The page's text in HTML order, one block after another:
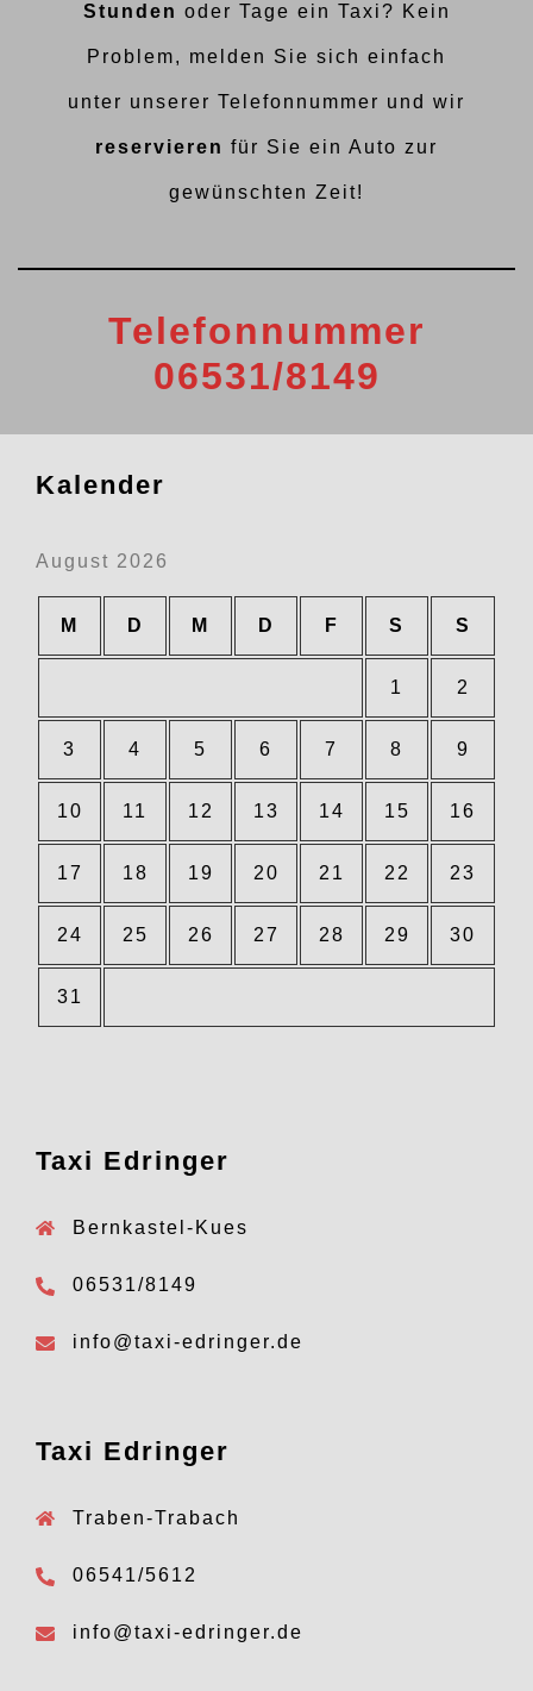
Stunden oder Tage ein Taxi? Kein
Problem, melden Sie sich einfach
unter unserer Telefonnummer und wir
reservieren für Sie ein Auto zur
gewünschten Zeit!
Telefonnummer
06531/8149
Kalender
August 2026
M D M D F S S
1 2
3 4 5 6 7 8 9
10 11 12 13 14 15 16
17 18 19 20 21 22 23
24 25 26 27 28 29 30
31
Taxi Edringer
Bernkastel-Kues
06531/8149
info@taxi-edringer.de
Taxi Edringer
Traben-Trabach
06541/5612
info@taxi-edringer.de